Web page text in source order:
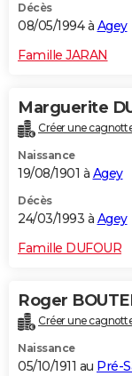
Décès
08/05/1994 à Agey
Famille JARAN
Marguerite
Créer une
Naissance
19/08/1901 à Agey
Décès
24/03/1993 à Agey
Famille DUFOUR
Roger
Créer une
Naissance
05/10/1911 au Pré-